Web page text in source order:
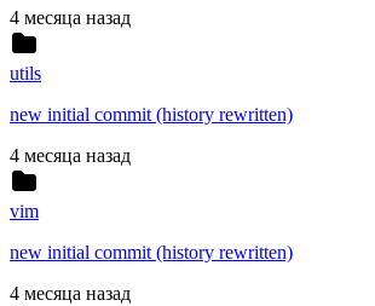
4 месяца назад
utils
new initial commit (history rewritten)
4 месяца назад
vim
new initial commit (history rewritten)
4 месяца назад